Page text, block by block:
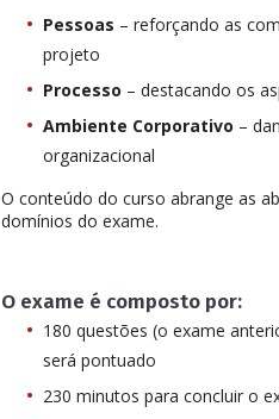
Pessoas – reforçando as
projeto
Processo – destacando os
Ambiente Corporativo –
organizacional
O conteúdo do curso abrange as
domínios do exame.
O exame é composto por:
180 questões (o exame
será pontuado
230 minutos para concluir o